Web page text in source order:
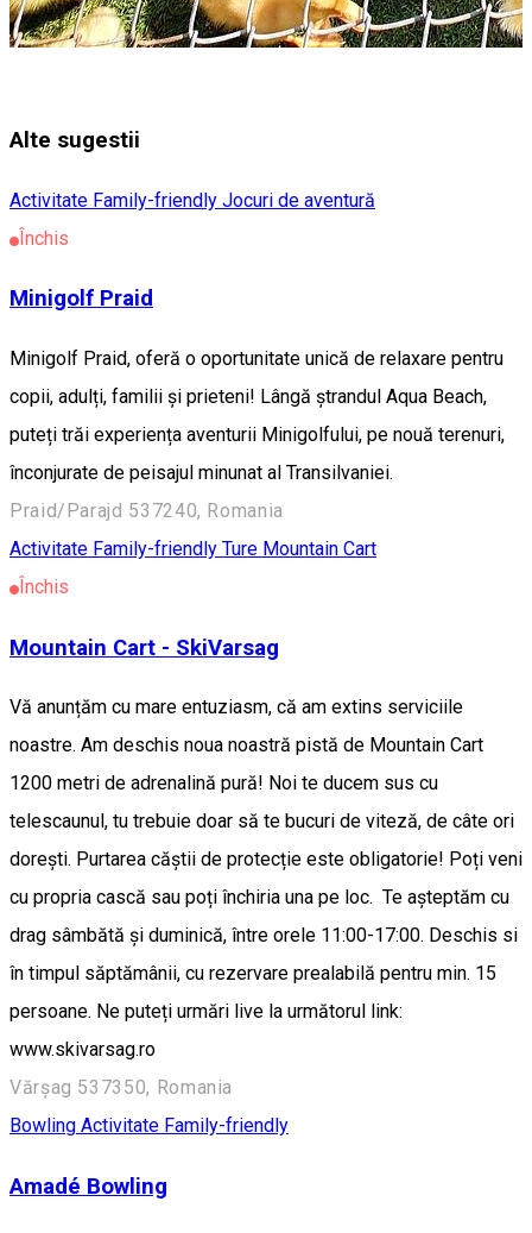
Alte sugestii
Activitate Family-friendly Jocuri de aventură
Închis
Minigolf Praid
Minigolf Praid, oferă o oportunitate unică de relaxare pentru
copii, adulți, familii și prieteni! Lângă ștrandul Aqua Beach,
puteți trăi experiența aventurii Minigolfului, pe nouă terenuri,
înconjurate de peisajul minunat al Transilvaniei.
Praid/Parajd 537240, Romania
Activitate Family-friendly Ture Mountain Cart
Închis
Mountain Cart - SkiVarsag
Vă anunțăm cu mare entuziasm, că am extins serviciile
noastre. Am deschis noua noastră pistă de Mountain Cart
1200 metri de adrenalină pură! Noi te ducem sus cu
telescaunul, tu trebuie doar să te bucuri de viteză, de câte ori
dorești. Purtarea căştii de protecție este obligatorie! Poți veni
cu propria cască sau poți închiria una pe loc. Te așteptăm cu
drag sâmbătă și duminică, între orele 11:00-17:00. Deschis si
în timpul săptămânii, cu rezervare prealabilă pentru min. 15
persoane. Ne puteți urmări live la următorul link:
www.skivarsag.ro
Vărșag 537350, Romania
Bowling Activitate Family-friendly
Amadé Bowling